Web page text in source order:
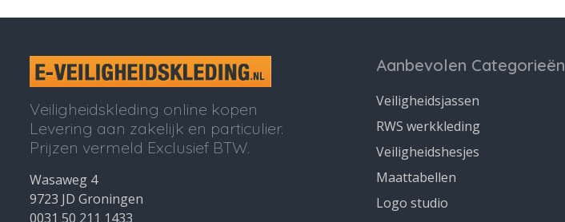
Veiligheidskleding online kopen
Levering aan zakelijk en particulier.
Prijzen vermeld Exclusief BTW.
Wasaweg 4
9723 JD Groningen
0031 50 211 1433
Aanbevolen Categorieën
Veiligheidsjassen
RWS werkkleding
Veiligheidshesjes
Maattabellen
Logo studio